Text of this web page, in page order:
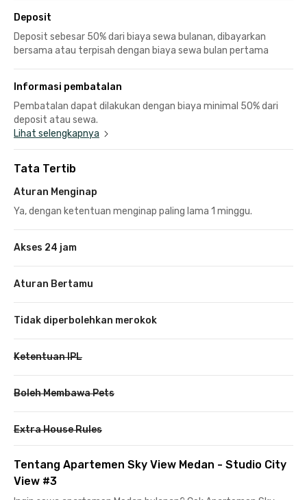
Deposit
Deposit sebesar 50% dari biaya sewa bulanan, dibayarkan
bersama atau terpisah dengan biaya sewa bulan pertama
Informasi pembatalan
Pembatalan dapat dilakukan dengan biaya minimal 50% dari
deposit atau sewa.
Lihat selengkapnya
Tata Tertib
Aturan Menginap
Ya, dengan ketentuan menginap paling lama 1 minggu.
Akses 24 jam
Aturan Bertamu
Tidak diperbolehkan merokok
Ketentuan IPL
Boleh Membawa Pets
Extra House Rules
Tentang Apartemen Sky View Medan - Studio City
View #3